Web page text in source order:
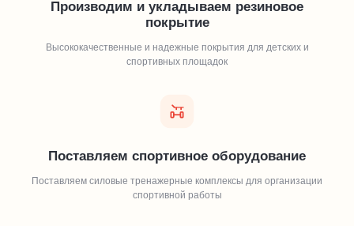
Производим и укладываем резиновое
покрытие
Высококачественные и надежные покрытия для детских и
спортивных площадок
Поставляем спортивное оборудование
Поставляем силовые тренажерные комплексы для организации
спортивной работы